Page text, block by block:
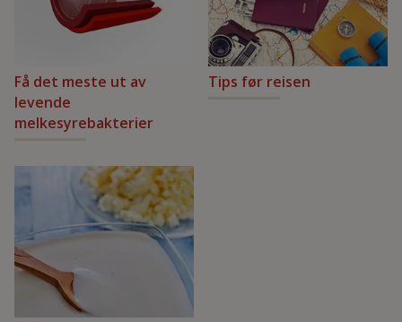
Få det meste ut av
levende
melkesyrebakterier
Tips før reisen